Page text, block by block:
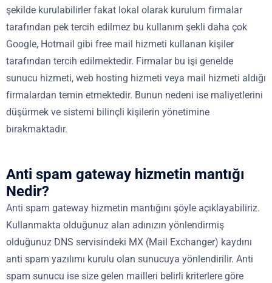
şekilde kurulabilirler fakat lokal olarak kurulum firmalar
tarafından pek tercih edilmez bu kullanım şekli daha çok
Google, Hotmail gibi free mail hizmeti kullanan kişiler
tarafından tercih edilmektedir. Firmalar bu işi genelde
sunucu hizmeti, web hosting hizmeti veya mail hizmeti aldığı
firmalardan temin etmektedir. Bunun nedeni ise maliyetlerini
düşürmek ve sistemi bilinçli kişilerin yönetimine
bırakmaktadır.
Anti spam gateway hizmetin mantığı
Nedir?
Anti spam gateway hizmetin mantığını şöyle açıklayabiliriz.
Kullanmakta olduğunuz alan adınızın yönlendirmiş
olduğunuz DNS servisindeki MX (Mail Exchanger) kaydını
anti spam yazılımı kurulu olan sunucuya yönlendirilir. Anti
spam sunucu ise size gelen mailleri belirli kriterlere göre